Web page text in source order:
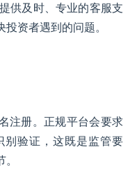
供及时、专业的客服支
资者遇到的问题。
注册。正规平台会要求
验证，这既是监管要